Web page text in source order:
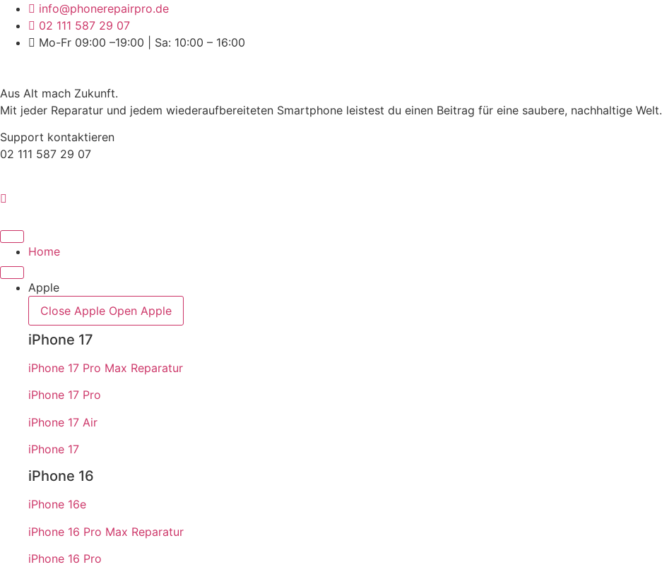
Skip
content
info@phonerepairpro.de
02 111 587 29 07
Mo-Fr 09:00 –19:00 | Sa: 10:00 – 16:00
Aus Alt mach Zukunft.
Mit jeder Reparatur und jedem wiederaufbereiteten Smartphone leistest du einen Beitrag für eine saubere, nachhaltige Welt.
Support kontaktieren
02 111 587 29 07
Home
Apple
Close Apple Open Apple
iPhone 17
iPhone 17 Pro Max Reparatur
iPhone 17 Pro
iPhone 17 Air
iPhone 17
iPhone 16
iPhone 16e
iPhone 16 Pro Max Reparatur
iPhone 16 Pro